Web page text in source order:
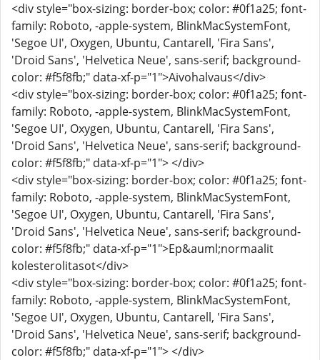
<div style="box-sizing: border-box; color: #0f1a25; font-
family: Roboto, -apple-system, BlinkMacSystemFont,
'Segoe UI', Oxygen, Ubuntu, Cantarell, 'Fira Sans',
'Droid Sans', 'Helvetica Neue', sans-serif; background-
color: #f5f8fb;" data-xf-p="1">Aivohalvaus</div>
<div style="box-sizing: border-box; color: #0f1a25; font-
family: Roboto, -apple-system, BlinkMacSystemFont,
'Segoe UI', Oxygen, Ubuntu, Cantarell, 'Fira Sans',
'Droid Sans', 'Helvetica Neue', sans-serif; background-
color: #f5f8fb;" data-xf-p="1"> </div>
<div style="box-sizing: border-box; color: #0f1a25; font-
family: Roboto, -apple-system, BlinkMacSystemFont,
'Segoe UI', Oxygen, Ubuntu, Cantarell, 'Fira Sans',
'Droid Sans', 'Helvetica Neue', sans-serif; background-
color: #f5f8fb;" data-xf-p="1">Ep&auml;normaalit
kolesterolitasot</div>
<div style="box-sizing: border-box; color: #0f1a25; font-
family: Roboto, -apple-system, BlinkMacSystemFont,
'Segoe UI', Oxygen, Ubuntu, Cantarell, 'Fira Sans',
'Droid Sans', 'Helvetica Neue', sans-serif; background-
color: #f5f8fb;" data-xf-p="1"> </div>